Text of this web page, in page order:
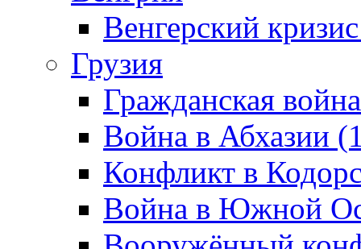
Венгерский
Грузия
Гражданская
Война в Абхазии
Конфликт в
Война в Южной